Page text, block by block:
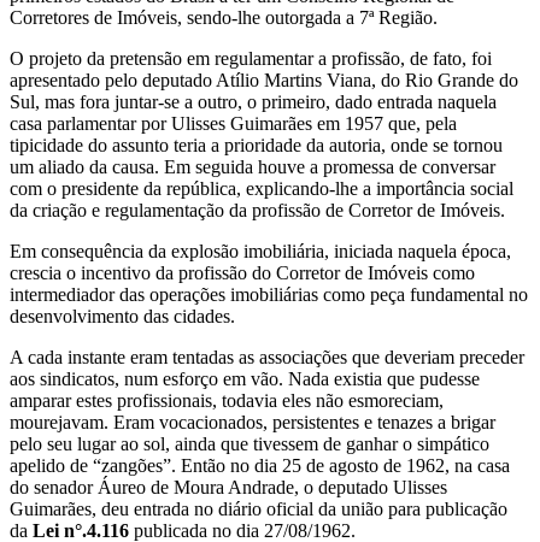
Corretores de Imóveis, sendo-lhe outorgada a 7ª Região.
O projeto da pretensão em regulamentar a profissão, de fato, foi
apresentado pelo deputado Atílio Martins Viana, do Rio Grande do
Sul, mas fora juntar-se a outro, o primeiro, dado entrada naquela
casa parlamentar por Ulisses Guimarães em 1957 que, pela
tipicidade do assunto teria a prioridade da autoria, onde se tornou
um aliado da causa. Em seguida houve a promessa de conversar
com o presidente da república, explicando-lhe a importância social
da criação e regulamentação da profissão de Corretor de Imóveis.
Em consequência da explosão imobiliária, iniciada naquela época,
crescia o incentivo da profissão do Corretor de Imóveis como
intermediador das operações imobiliárias como peça fundamental no
desenvolvimento das cidades.
A cada instante eram tentadas as associações que deveriam preceder
aos sindicatos, num esforço em vão. Nada existia que pudesse
amparar estes profissionais, todavia eles não esmoreciam,
mourejavam. Eram vocacionados, persistentes e tenazes a brigar
pelo seu lugar ao sol, ainda que tivessem de ganhar o simpático
apelido de “zangões”. Então no dia 25 de agosto de 1962, na casa
do senador Áureo de Moura Andrade, o deputado Ulisses
Guimarães, deu entrada no diário oficial da união para publicação
da Lei n°.4.116 publicada no dia 27/08/1962.